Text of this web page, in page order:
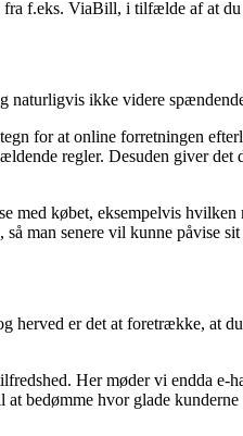
fra f.eks. ViaBill, i tilfælde af at du
naturligvis ikke videre
for at online forretningen
regler. Desuden giver det
med købet, eksempelvis hvilken
man senere vil kunne påvise
herved er det at foretrække, at
Her møder vi endda e-
bedømme hvor glade kunderne